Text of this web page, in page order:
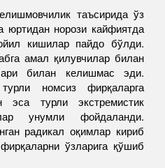
таъсирида ўз
юртидан норози кайфиятда
кишилар пайдо бўлди.
амал қилувчилар билан
билан келишмас эди.
номсиз фирқаларга
турли экстремистик
унумли фойдаланди.
радикал оқимлар кириб
ўзларига қўшиб